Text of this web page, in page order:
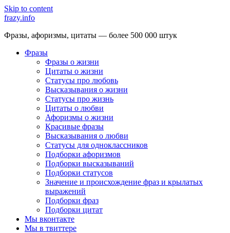
Skip to content
frazy.info
Фразы, афоризмы, цитаты — более 500 000 штук
Фразы
Фразы о жизни
Цитаты о жизни
Статусы про любовь
Высказывания о жизни
Статусы про жизнь
Цитаты о любви
Афоризмы о жизни
Красивые фразы
Высказывания о любви
Статусы для одноклассников
Подборки афоризмов
Подборки высказываний
Подборки статусов
Значение и происхождение фраз и крылатых
выражений
Подборки фраз
Подборки цитат
Мы вконтакте
Мы в твиттере